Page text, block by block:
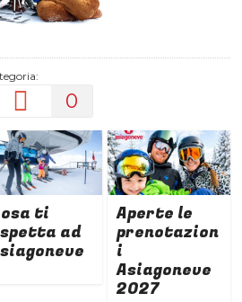
0
ti
ad
Aperte le
prenotazion
i
Asiagoneve
2027